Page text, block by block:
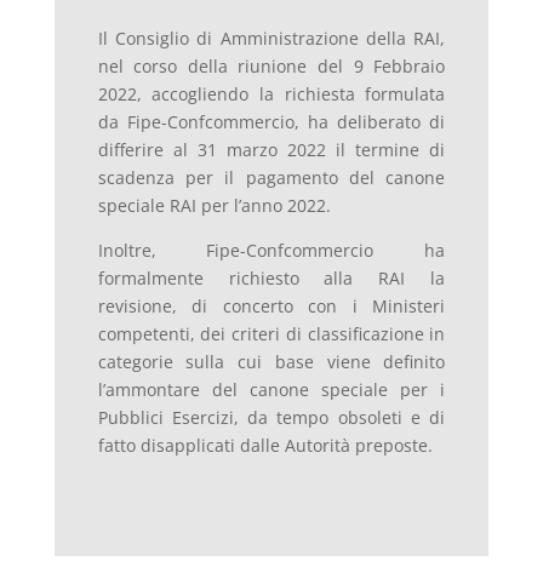
Il Consiglio di Amministrazione della RAI,
nel corso della riunione del 9 Febbraio
2022, accogliendo la richiesta formulata
da Fipe-Confcommercio, ha deliberato di
differire al 31 marzo 2022 il termine di
scadenza per il pagamento del canone
speciale RAI per l’anno 2022.
Inoltre, Fipe-Confcommercio ha
formalmente richiesto alla RAI la
revisione, di concerto con i Ministeri
competenti, dei criteri di classificazione in
categorie sulla cui base viene definito
l’ammontare del canone speciale per i
Pubblici Esercizi, da tempo obsoleti e di
fatto disapplicati dalle Autorità preposte.